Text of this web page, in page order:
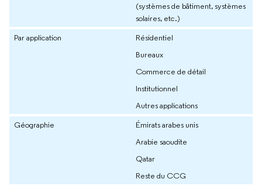
(systèmes de bâtiment, systèmes
solaires, etc.)
Par application
Résidentiel
Bureaux
Commerce de détail
Institutionnel
Autres applications
Géographie
Émirats arabes unis
Arabie saoudite
Qatar
Reste du CCG